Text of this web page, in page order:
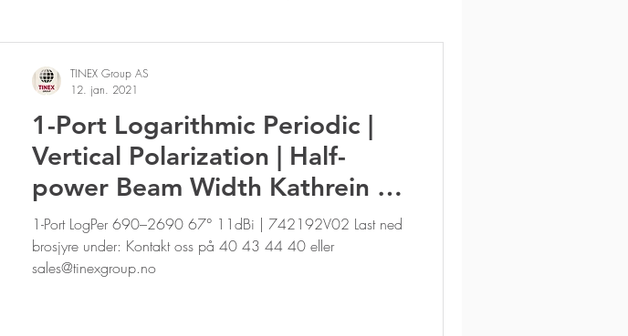
Kathrein Solutions Rosenberger
Aldena
1-Port Logarithmic Periodic |
Vertical Polarization | Half-
power Beam Width Kathrein /
Ericsson
1-Port LogPer 690–2690 67° 11dBi | 742192V02 Last ned
brosjyre under: Kontakt oss på 40 43 44 40 eller
sales@tinexgroup.no
TINEX Group AS
12. jan. 2021